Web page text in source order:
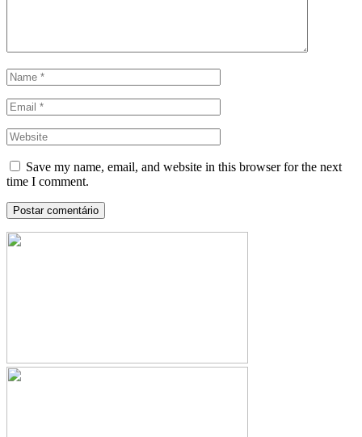
Save my name, email, and website in this browser for the next
time I comment.